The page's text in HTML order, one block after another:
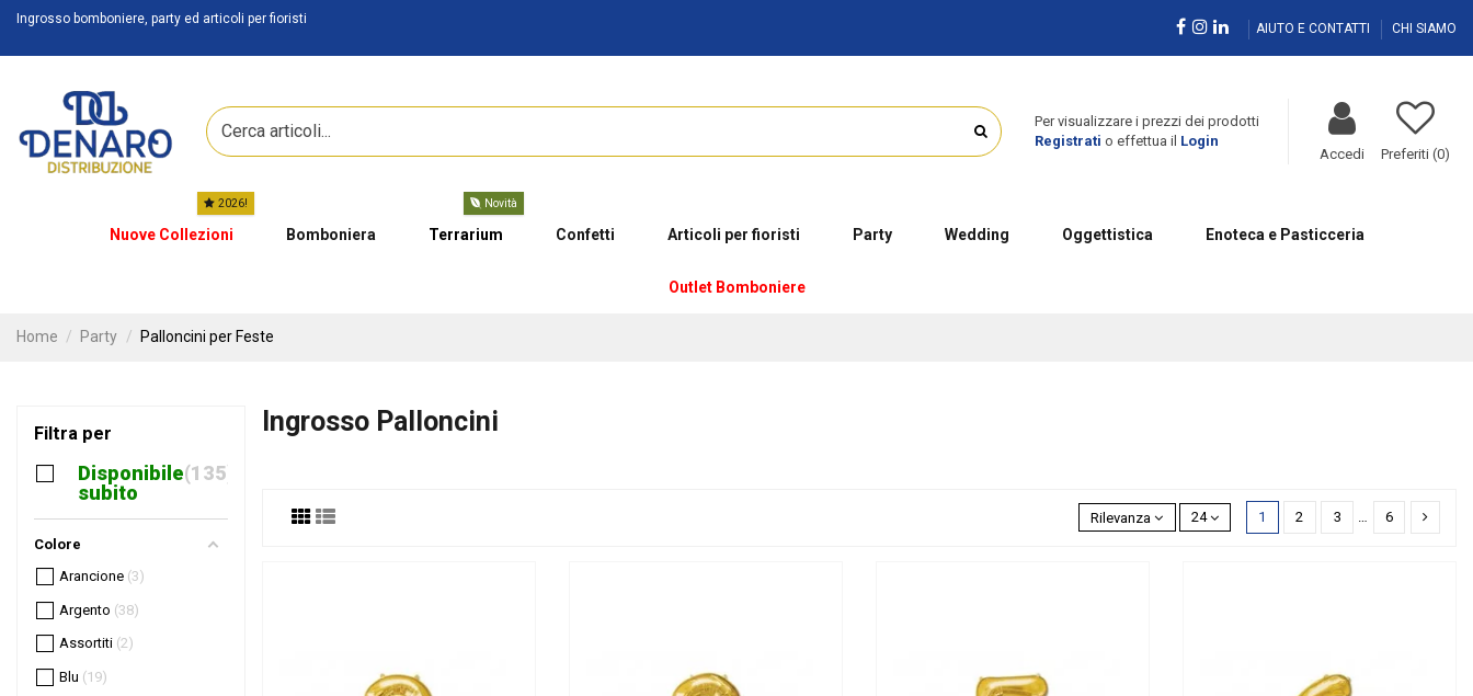
Ingrosso bomboniere, party ed articoli per fioristi
AIUTO E CONTATTI CHI SIAMO
Per visualizzare i prezzi dei prodotti
Registrati o effettua il Login
Accedi Preferiti (0)
Nuove Collezioni
2026!
Bomboniera Terrarium
Novità
Confetti Articoli per fioristi Party Wedding Oggettistica Enoteca e Pasticceria
Outlet Bomboniere
Home Party Palloncini per Feste
Ingrosso Palloncini
Rilevanza 24 1 2 3 … 6
Filtra per
Disponibile
subito
135
Colore
Arancione 3
Argento 38
Assortiti 2
Blu 19